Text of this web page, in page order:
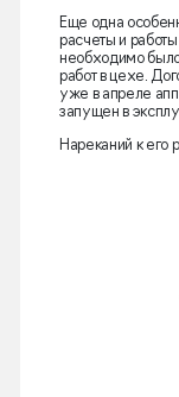
Еще одна
расчеты и
необходимо
работ в цехе.
уже в апреле
запущен в
Нареканий к его